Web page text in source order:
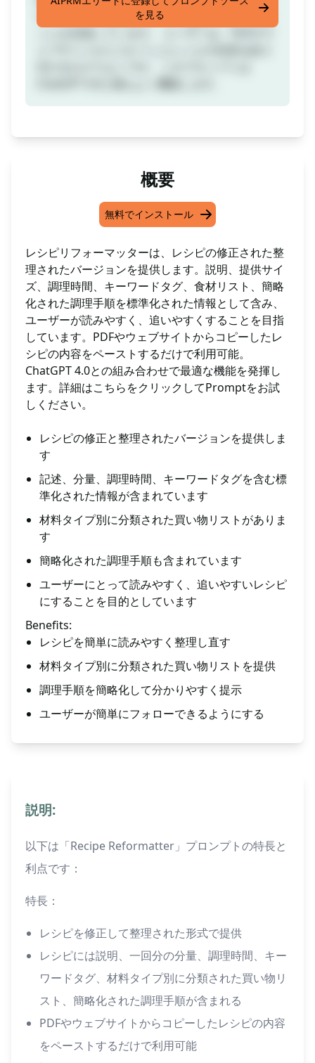
ザーがレシピを読みやすく、理解しやすくする
を見る
概要
無料でインストール
レシピリフォーマッターは、レシピの修正された整
理されたバージョンを提供します。説明、提供サイ
ズ、調理時間、キーワードタグ、食材リスト、簡略
化された調理手順を標準化された情報として含み、
ユーザーが読みやすく、追いやすくすることを目指
しています。PDFやウェブサイトからコピーしたレ
シピの内容をペーストするだけで利用可能。
ChatGPT 4.0との組み合わせで最適な機能を発揮し
ます。詳細はこちらをクリックしてPromptをお試
しください。
レシピの修正と整理されたバージョンを提供しま
す
記述、分量、調理時間、キーワードタグを含む標
準化された情報が含まれています
材料タイプ別に分類された買い物リストがありま
す
簡略化された調理手順も含まれています
ユーザーにとって読みやすく、追いやすいレシピ
にすることを目的としています
Benefits:
レシピを簡単に読みやすく整理し直す
材料タイプ別に分類された買い物リストを提供
調理手順を簡略化して分かりやすく提示
ユーザーが簡単にフォローできるようにする
説明:
以下は「Recipe Reformatter」プロンプトの特長と
利点です：
特長：
レシピを修正して整理された形式で提供
レシピには説明、一回分の分量、調理時間、キー
ワードタグ、材料タイプ別に分類された買い物リ
スト、簡略化された調理手順が含まれる
PDFやウェブサイトからコピーしたレシピの内容
をペーストするだけで利用可能